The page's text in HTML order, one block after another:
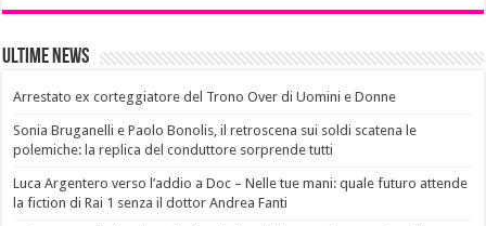
Ultime News
Arrestato ex corteggiatore del Trono Over di Uomini e Donne
Sonia Bruganelli e Paolo Bonolis, il retroscena sui soldi scatena le
polemiche: la replica del conduttore sorprende tutti
Luca Argentero verso l’addio a Doc – Nelle tue mani: quale futuro attende
la fiction di Rai 1 senza il dottor Andrea Fanti